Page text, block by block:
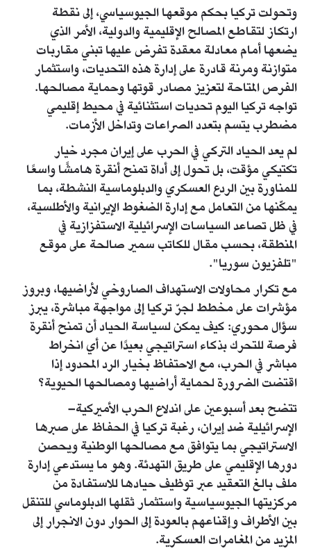
وتحولت تركيا بحكم موقعها الجيوسياسي، إلى نقطة
ارتكاز لتقاطع المصالح الإقليمية والدولية، الأمر الذي
يضعها أمام معادلة معقدة تفرض عليها تبني مقاربات
متوازنة ومرنة قادرة على إدارة هذه التحديات، واستثمار
الفرص المتاحة لتعزيز مصادر قوتها وحماية مصالحها.
تواجه تركيا اليوم تحديات استثنائية في محيط إقليمي
مضطرب يتسم بتعدد الصراعات وتداخل الأزمات.
لم يعد الحياد التركي في الحرب على إيران مجرد خيار
تكتيكي مؤقت، بل تحول إلى أداة تمنح أنقرة هامشًا واسعًا
للمناورة بين الردع العسكري والدبلوماسية النشطة، بما
يمكّنها من التعامل مع إدارة الضغوط الإيرانية والأطلسية،
في ظل تصاعد السياسات الإسرائيلية الاستفزازية في
المنطقة، بحسب مقال للكاتب سمير صالحة على موقع
"تلفزيون سوريا".
مع تكرار محاولات الاستهداف الصاروخي لأراضيها، وبروز
مؤشرات على مخطط لجرّ تركيا إلى مواجهة مباشرة، يبرز
سؤال محوري: كيف يمكن لسياسة الحياد أن تمنح أنقرة
فرصة للتحرك بذكاء استراتيجي بعيدًا عن أي انخراط
مباشر في الحرب، مع الاحتفاظ بخيار الرد المحدود إذا
اقتضت الضرورة لحماية أراضيها ومصالحها الحيوية؟
تتضح بعد أسبوعين على اندلاع الحرب الأميركية–
الإسرائيلية ضد إيران، رغبة تركيا في الحفاظ على صبرها
الاستراتيجي بما يتوافق مع مصالحها الوطنية ويحصن
دورها الإقليمي على طريق التهدئة. وهو ما يستدعي إدارة
ملف بالغ التعقيد عبر توظيف حيادها للاستفادة من
مركزيتها الجيوسياسية واستثمار ثقلها الدبلوماسي للتنقل
بين الأطراف وإقناعهم بالعودة إلى الحوار دون الانجرار إلى
المزيد من المغامرات العسكرية.